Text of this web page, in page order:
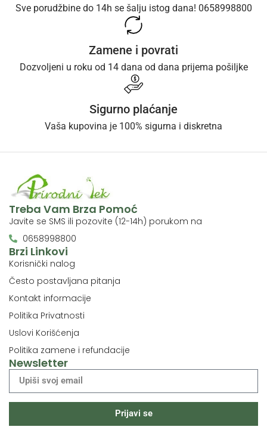
Sve porudžbine do 14h se šalju istog dana! 0658998800
Zamene i povrati
Dozvoljeni u roku od 14 dana od dana prijema pošiljke
Sigurno plaćanje
Vaša kupovina je 100% sigurna i diskretna
Brzi Linkovi
Korisnički nalog
Često postavljana pitanja
Kontakt informacije
Politika Privatnosti
Uslovi Korišćenja
Politika zamene i refundacije
Treba Vam Brza Pomoć
Javite se SMS ili pozovite (12-14h) porukom na
0658998800
Newsletter
Prijavi se